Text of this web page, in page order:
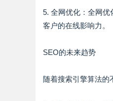
5. 全网优化：全网
客户的在线影响力。
SEO的未来趋势
随着搜索引擎算法的